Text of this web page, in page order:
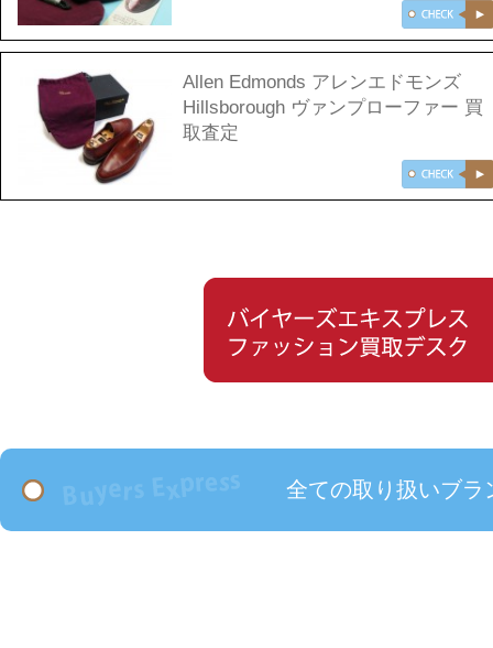
Allen Edmonds アレンエドモンズ
Hillsborough ヴァンプローファー 買
取査定
全ての取り扱いブラ